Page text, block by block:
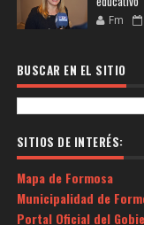
Fm
BUSCAR EN EL SITIO
SITIOS DE INTERÉS:
Mapa de Formosa
Municipalidad de
Portal Oficial del